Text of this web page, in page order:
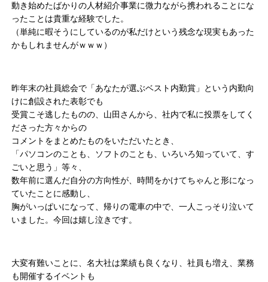
動き始めたばかりの人材紹介事業に微力ながら携われることにな
ったことは貴重な経験でした。
（単純に暇そうにしているのが私だけという残念な現実もあった
かもしれませんがｗｗｗ）
昨年末の社員総会で「あなたが選ぶベスト内勤賞」という内勤向
けに創設された表彰でも
受賞こそ逃したものの、山田さんから、社内で私に投票をしてく
ださった方々からの
コメントをまとめたものをいただいたとき、
「パソコンのことも、ソフトのことも、いろいろ知っていて、す
ごいと思う」等々、
数年前に選んだ自分の方向性が、時間をかけてちゃんと形になっ
ていたことに感動し、
胸がいっぱいになって、帰りの電車の中で、一人こっそり泣いて
いました。今回は嬉し泣きです。
大変有難いことに、名大社は業績も良くなり、社員も増え、業務
も開催するイベントも